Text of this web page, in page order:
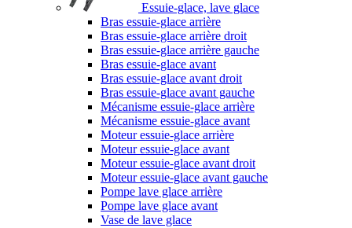
Essuie-glace, lave glace
Bras essuie-glace arrière
Bras essuie-glace arrière droit
Bras essuie-glace arrière gauche
Bras essuie-glace avant
Bras essuie-glace avant droit
Bras essuie-glace avant gauche
Mécanisme essuie-glace arrière
Mécanisme essuie-glace avant
Moteur essuie-glace arrière
Moteur essuie-glace avant
Moteur essuie-glace avant droit
Moteur essuie-glace avant gauche
Pompe lave glace arrière
Pompe lave glace avant
Vase de lave glace